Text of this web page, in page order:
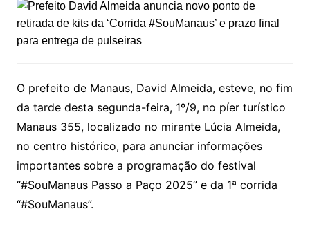
O prefeito de Manaus, David Almeida, esteve, no fim
da tarde desta segunda-feira, 1º/9, no píer turístico
Manaus 355, localizado no mirante Lúcia Almeida,
no centro histórico, para anunciar informações
importantes sobre a programação do festival
“#SouManaus Passo a Paço 2025” e da 1ª corrida
“#SouManaus”.